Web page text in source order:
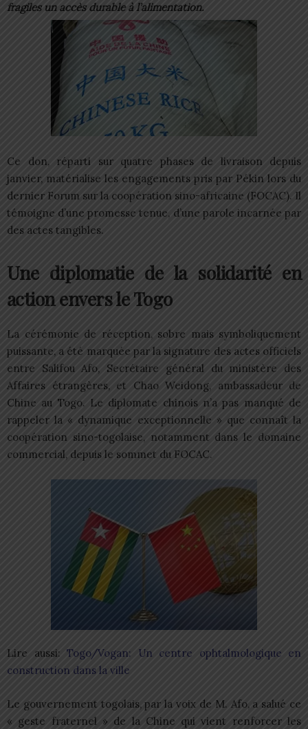
fragiles un accès durable à l’alimentation.
Ce don, réparti sur quatre phases de livraison depuis
janvier, matérialise les engagements pris par Pékin lors du
dernier Forum sur la coopération sino-africaine (FOCAC). Il
témoigne d’une promesse tenue, d’une parole incarnée par
des actes tangibles.
Une diplomatie de la solidarité en
action envers le Togo
La cérémonie de réception, sobre mais symboliquement
puissante, a été marquée par la signature des actes officiels
entre Salifou Afo, Secrétaire général du ministère des
Affaires étrangères, et Chao Weidong, ambassadeur de
Chine au Togo. Le diplomate chinois n’a pas manqué de
rappeler la « dynamique exceptionnelle » que connaît la
coopération sino-togolaise, notamment dans le domaine
commercial, depuis le sommet du FOCAC.
Lire aussi: Togo/Vogan: Un centre ophtalmologique en
construction dans la ville
Le gouvernement togolais, par la voix de M. Afo, a salué ce
« geste fraternel » de la Chine qui vient renforcer les